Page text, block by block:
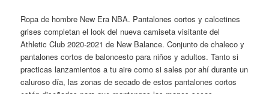
Ropa de hombre New Era NBA. Pantalones cortos y calcetines
grises completan el look del nueva camiseta visitante del
Athletic Club 2020-2021 de New Balance. Conjunto de chaleco y
pantalones cortos de baloncesto para niños y adultos. Tanto si
practicas lanzamientos a tu aire como si sales por ahí durante un
caluroso día, las zonas de secado de estos pantalones cortos